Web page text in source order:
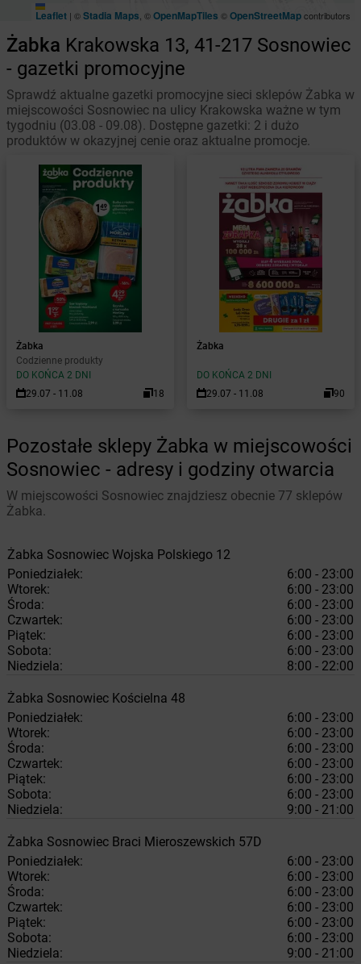
Leaflet | ©Stadia Maps , ©OpenMapTiles ©OpenStreetMapcontributors
Żabka Krakowska 13, 41-217 Sosnowiec
- gazetki promocyjne
Sprawdź aktualne gazetki promocyjne sieci sklepów Żabka w
miejscowości Sosnowiec na ulicy Krakowska ważne w tym
tygodniu (03.08 - 09.08). Dostępne gazetki: 2 i dużo
produktów w okazyjnej cenie oraz aktualne promocje.
Żabka
Codzienne produkty
DO KOŃCA 2 DNI
29.07 - 11.08
18
Żabka
DO KOŃCA 2 DNI
29.07 - 11.08
90
Pozostałe sklepy Żabka w miejscowości
Sosnowiec - adresy i godziny otwarcia
W miejscowości Sosnowiec znajdziesz obecnie 77 sklepów
Żabka.
Żabka Sosnowiec Wojska Polskiego 12
Poniedziałek:
6:00 - 23:00
Wtorek:
6:00 - 23:00
Środa:
6:00 - 23:00
Czwartek:
6:00 - 23:00
Piątek:
6:00 - 23:00
Sobota:
6:00 - 23:00
Niedziela:
8:00 - 22:00
Żabka Sosnowiec Kościelna 48
Poniedziałek:
6:00 - 23:00
Wtorek:
6:00 - 23:00
Środa:
6:00 - 23:00
Czwartek:
6:00 - 23:00
Piątek:
6:00 - 23:00
Sobota:
6:00 - 23:00
Niedziela:
9:00 - 21:00
Żabka Sosnowiec Braci Mieroszewskich 57D
Poniedziałek:
6:00 - 23:00
Wtorek:
6:00 - 23:00
Środa:
6:00 - 23:00
Czwartek:
6:00 - 23:00
Piątek:
6:00 - 23:00
Sobota:
6:00 - 23:00
Niedziela:
9:00 - 21:00